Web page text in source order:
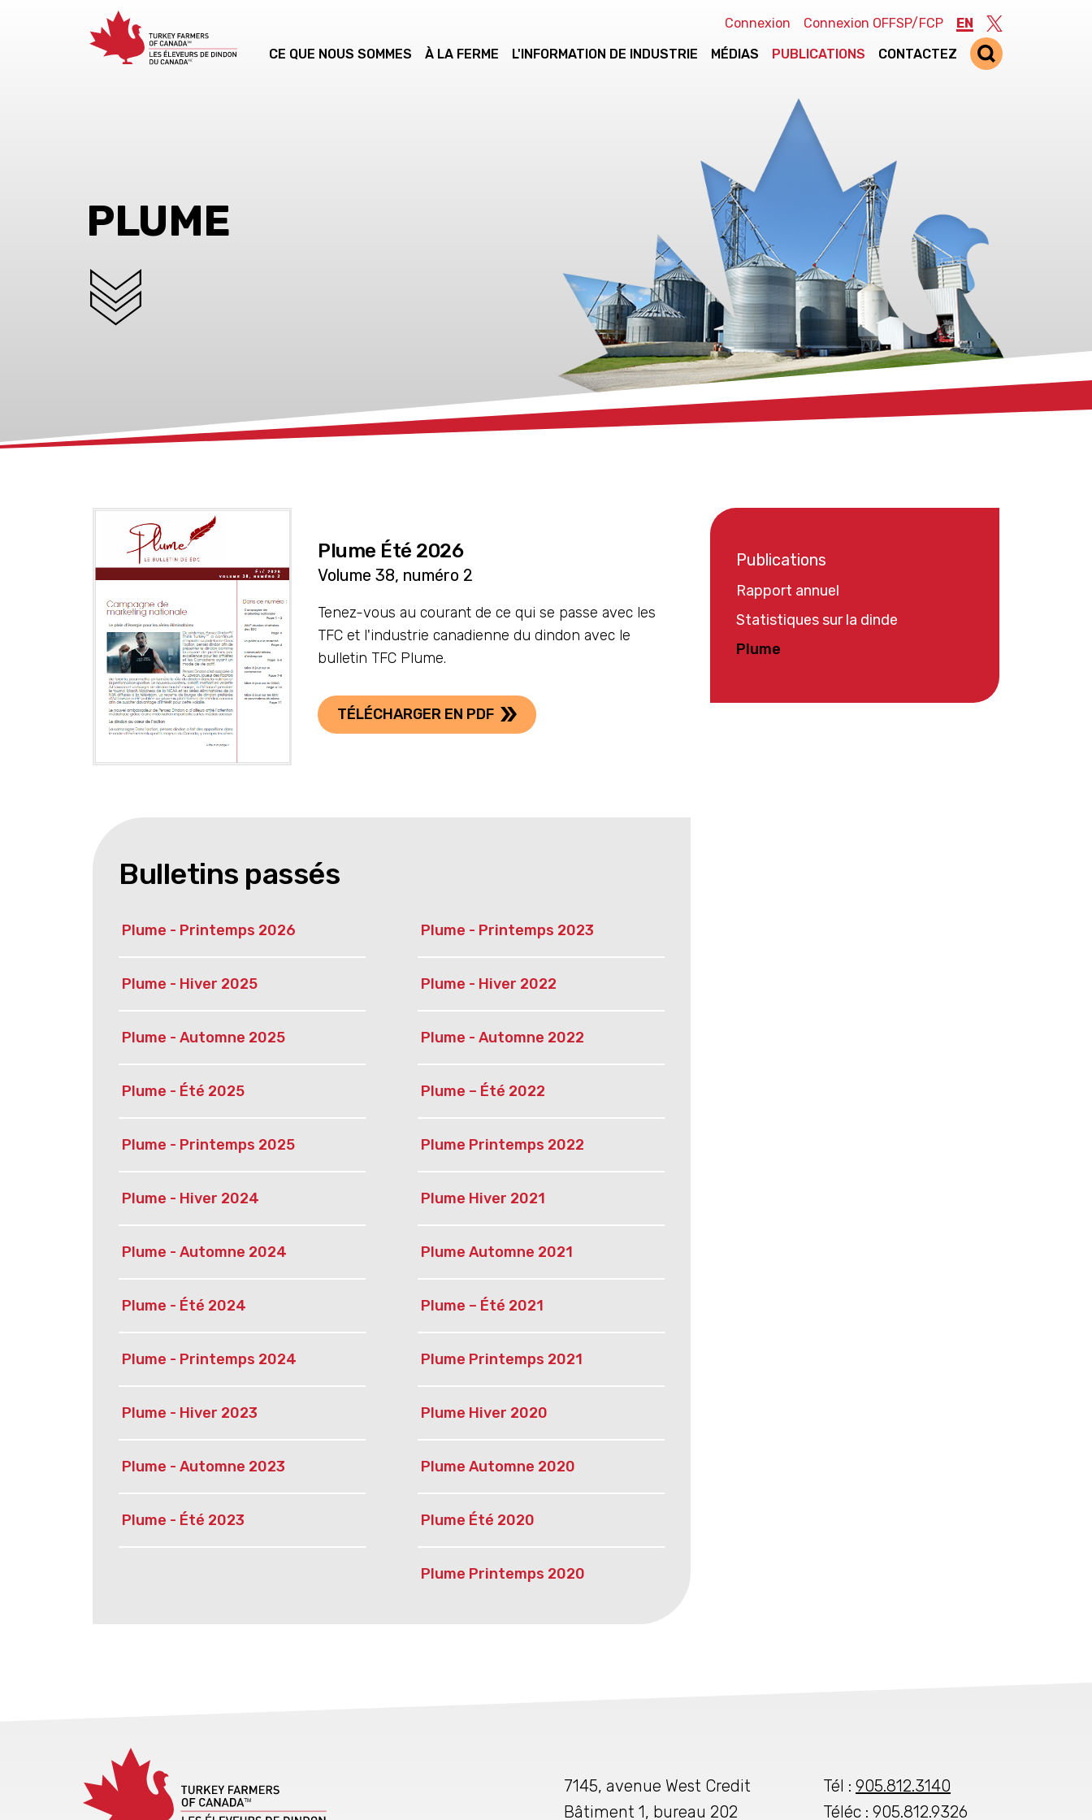
Connexion Connexion OFFSP/FCP EN
Twitter
CE QUE NOUS SOMMES
À LA FERME L'INFORMATION DE INDUSTRIE MÉDIAS PUBLICATIONS CONTACTEZ
PLUME
SCROLL DOWN
Plume Été 2026
Volume 38, numéro 2
Tenez-vous au courant de ce qui se passe avec les
TFC et l'industrie canadienne du dindon avec le
bulletin TFC Plume.
TÉLÉCHARGER EN PDF
Bulletins passés
Plume - Printemps 2026
Plume - Hiver 2025
Plume - Automne 2025
Plume - Été 2025
Plume - Printemps 2025
Plume - Hiver 2024
Plume - Automne 2024
Plume - Été 2024
Plume - Printemps 2024
Plume - Hiver 2023
Plume - Automne 2023
Plume - Été 2023
Plume - Printemps 2023
Plume - Hiver 2022
Plume - Automne 2022
Plume – Été 2022
Plume Printemps 2022
Plume Hiver 2021
Plume Automne 2021
Plume – Été 2021
Plume Printemps 2021
Plume Hiver 2020
Plume Automne 2020
Plume Été 2020
Plume Printemps 2020
Publications
Rapport annuel
Statistiques sur la dinde
Plume
7145, avenue West Credit
Bâtiment 1, bureau 202
Tél : 905.812.3140
Téléc : 905.812.9326